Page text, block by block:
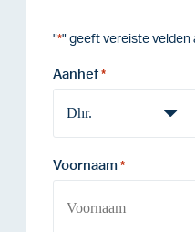
"*" geeft vereiste velden
Aanhef *
Voornaam *